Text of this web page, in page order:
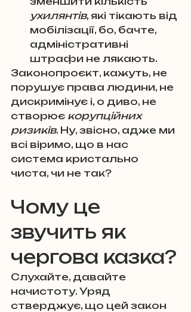
ухилянтів, які тікають від
мобілізації, бо, бачте,
адміністративні
штрафи не лякають.
Законопроєкт, кажуть, не
порушує права людини, не
дискримінує і, о диво, не
створює корупційних
ризиків. Ну, звісно, адже ми
всі віримо, що в нас
система кристально
чиста, чи не так?
Чому це
звучить як
чергова казка?
Слухайте, давайте
начистоту. Уряд
стверджує, що цей закон